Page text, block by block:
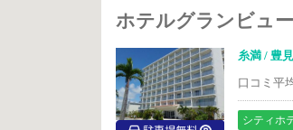
ホテルグランビュ
糸満 / 豊
口コミ平
シティホ